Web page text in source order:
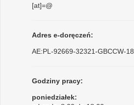
[at]=@
Adres e-doręczeń:
AE:PL-92669-32321-GBCCW-18
Godziny pracy:
poniedziałek: